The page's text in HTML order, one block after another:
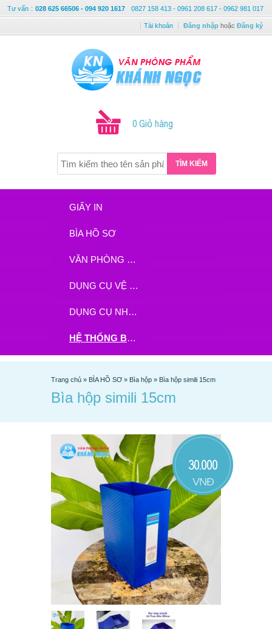
Tư vấn : 028 625 66506 - 094 920 1617 0827 158 413 - 0961 208 617 - 0962 981 017
Tài khoản Đăng nhập hoặc Đăng ký
0 Giỏ hàng
TÌM KIẾM
GIẤY IN
BÌA HỒ SƠ
VĂN PHÒNG PHẨM
DỤNG CỤ VỆ SINH
DỤNG CỤ NHÀ BẾP
HỆ THỐNG BHX - TGDĐ ĐẶT HÀNG TẠI ĐÂY
Trang chủ » BÌA HỒ SƠ » Bìa hộp » Bìa hộp simili 15cm
Bìa hộp simili 15cm
30.000
VNĐ